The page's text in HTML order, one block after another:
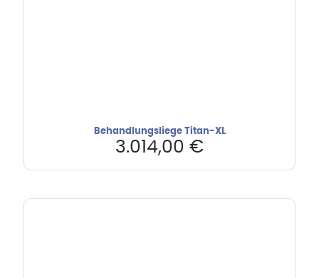
Behandlungsliege Titan-XL
3.014,00 €